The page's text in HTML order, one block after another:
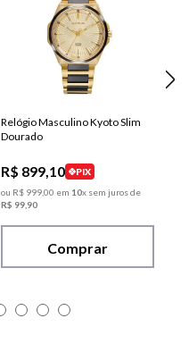
Relógio Masculino Kyoto Slim
Dourado
R$ 899,10
PIX
ou R$ 99900 em 10x sem juros de
R$ 99 90
Comprar